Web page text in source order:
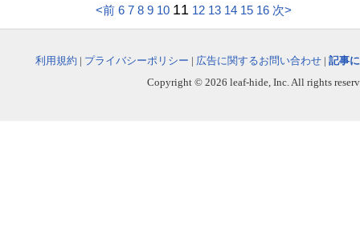
<前 6 7 8 9 10 11 12 13 14 15 16 次>
利用規約 | プライバシーポリシー | 広告に関するお問い合わせ | 記事
Copyright © 2026 leaf-hide, Inc. All rights